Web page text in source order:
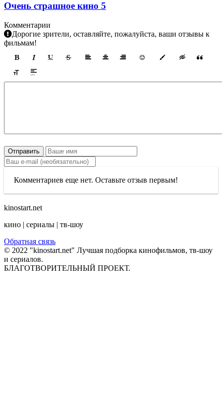
Очень страшное кино 5
Комментарии
Дорогие зрители, оставляйте, пожалуйста, ваши отзывы к
фильмам!
Отправить
Комментариев еще нет. Оставьте отзыв первым!
kinostart.net
кино | сериалы | тв-шоу
Обратная связь
© 2022 "kinostart.net" Лучшая подборка кинофильмов, тв-шоу
и сериалов.
БЛАГОТВОРИТЕЛЬНЫЙ ПРОЕКТ.